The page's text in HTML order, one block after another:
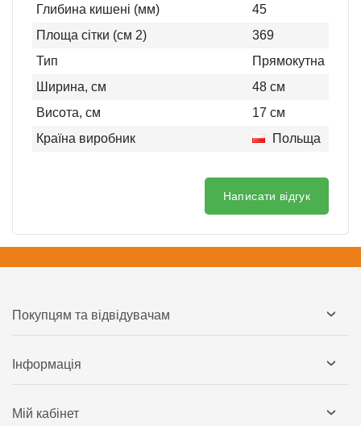
Глибина кишені (мм)
45
Площа сітки (см 2)
369
Тип
Прямокутна
Ширина, см
48 см
Висота, см
17 см
Країна виробник
Польща
Написати відгук
Покупцям та відвідувачам
Інформація
Мій кабінет